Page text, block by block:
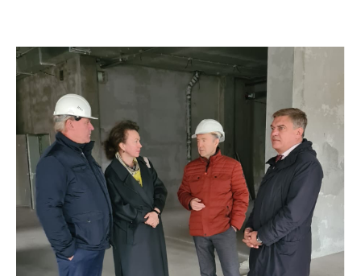
предприятия ООО «Хенкон Сибирь» завершено.
01.07.2025
ОЭЗ Красноярская Технологическая Долина.
Строительство машиностроительного
предприятия АО «Спецтехномаш» завершено.
07.04.2025
ARCO. 20 лет созидания.
03.03.2025
ОЭЗ Красноярская технологическая долина.
Новый резидент ООО Красмонтаж.